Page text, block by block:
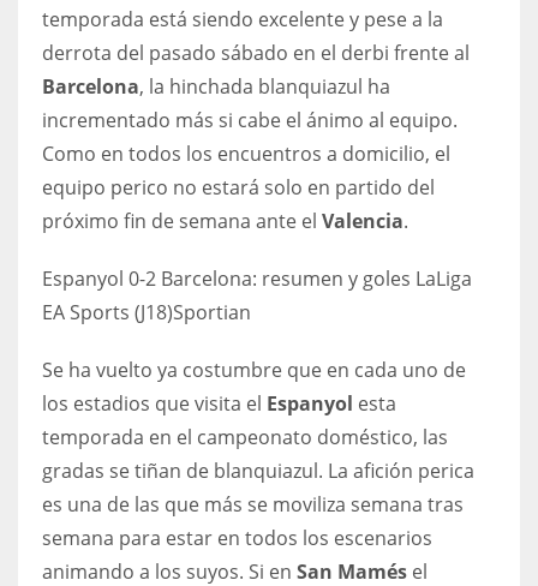
24
IND
34
MIN
6
PIT
20
NE
16
temporada está siendo excelente y pese a la
derrota del pasado sábado en el derbi frente al
Barcelona, la hinchada blanquiazul ha
incrementado más si cabe el ánimo al equipo.
Como en todos los encuentros a domicilio, el
equipo perico no estará solo en partido del
próximo fin de semana ante el Valencia.
Espanyol 0-2 Barcelona: resumen y goles LaLiga
EA Sports (J18)Sportian
Se ha vuelto ya costumbre que en cada uno de
los estadios que visita el Espanyol esta
temporada en el campeonato doméstico, las
gradas se tiñan de blanquiazul. La afición perica
es una de las que más se moviliza semana tras
semana para estar en todos los escenarios
animando a los suyos. Si en San Mamés el